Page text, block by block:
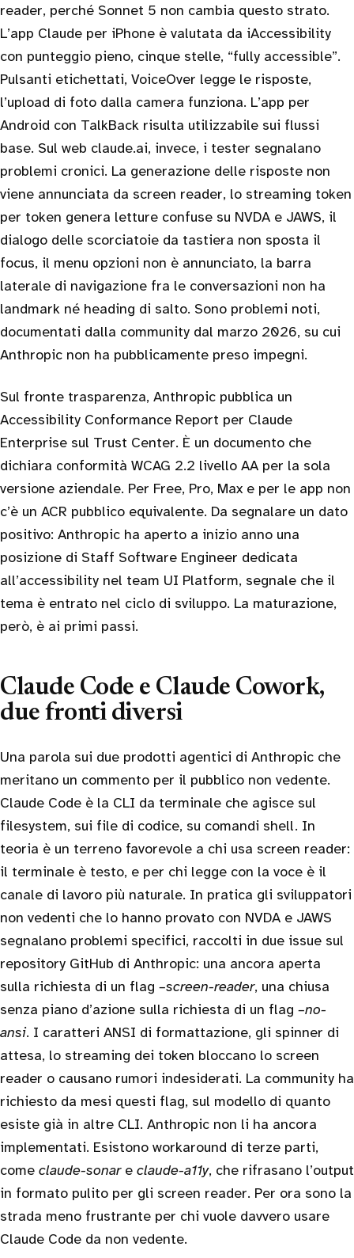
reader, perché Sonnet 5 non cambia questo strato.
L’app Claude per iPhone è valutata da iAccessibility
con punteggio pieno, cinque stelle, “fully accessible”.
Pulsanti etichettati, VoiceOver legge le risposte,
l’upload di foto dalla camera funziona. L’app per
Android con TalkBack risulta utilizzabile sui flussi
base. Sul web claude.ai, invece, i tester segnalano
problemi cronici. La generazione delle risposte non
viene annunciata da screen reader, lo streaming token
per token genera letture confuse su NVDA e JAWS, il
dialogo delle scorciatoie da tastiera non sposta il
focus, il menu opzioni non è annunciato, la barra
laterale di navigazione fra le conversazioni non ha
landmark né heading di salto. Sono problemi noti,
documentati dalla community dal marzo 2026, su cui
Anthropic non ha pubblicamente preso impegni.
Sul fronte trasparenza, Anthropic pubblica un
Accessibility Conformance Report per Claude
Enterprise sul Trust Center. È un documento che
dichiara conformità WCAG 2.2 livello AA per la sola
versione aziendale. Per Free, Pro, Max e per le app non
c’è un ACR pubblico equivalente. Da segnalare un dato
positivo: Anthropic ha aperto a inizio anno una
posizione di Staff Software Engineer dedicata
all’accessibility nel team UI Platform, segnale che il
tema è entrato nel ciclo di sviluppo. La maturazione,
però, è ai primi passi.
Claude Code e Claude Cowork,
due fronti diversi
Una parola sui due prodotti agentici di Anthropic che
meritano un commento per il pubblico non vedente.
Claude Code è la CLI da terminale che agisce sul
filesystem, sui file di codice, su comandi shell. In
teoria è un terreno favorevole a chi usa screen reader:
il terminale è testo, e per chi legge con la voce è il
canale di lavoro più naturale. In pratica gli sviluppatori
non vedenti che lo hanno provato con NVDA e JAWS
segnalano problemi specifici, raccolti in due issue sul
repository GitHub di Anthropic: una ancora aperta
sulla richiesta di un flag –screen-reader, una chiusa
senza piano d’azione sulla richiesta di un flag –no-
ansi. I caratteri ANSI di formattazione, gli spinner di
attesa, lo streaming dei token bloccano lo screen
reader o causano rumori indesiderati. La community ha
richiesto da mesi questi flag, sul modello di quanto
esiste già in altre CLI. Anthropic non li ha ancora
implementati. Esistono workaround di terze parti,
come claude-sonare claude-a11y, che rifrasano l’output
in formato pulito per gli screen reader. Per ora sono la
strada meno frustrante per chi vuole davvero usare
Claude Code da non vedente.